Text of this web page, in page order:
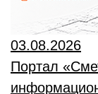
03.08.2026
Портал